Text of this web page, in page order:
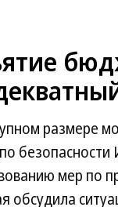
размере
безопасности
мер по
обсудила